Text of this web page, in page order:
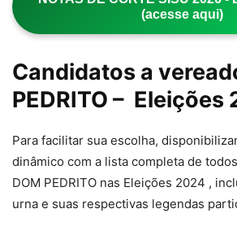
(acesse aqui)
Candidatos a
PEDRITO – Eleições
Para facilitar sua escolha,
dinâmico com a lista completa de
DOM PEDRITO nas Eleições 2024 ,
urna e suas respectivas legendas